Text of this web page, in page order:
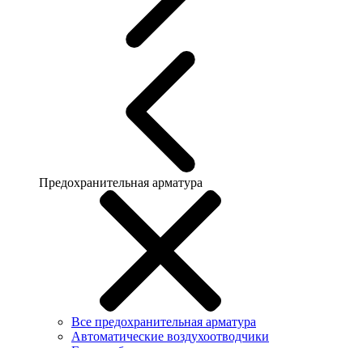
Предохранительная арматура
Все предохранительная арматура
Автоматические воздухоотводчики